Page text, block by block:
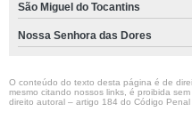
São Miguel do Tocantins
Nossa Senhora das Dores
O conteúdo do texto desta página é de
mesmo citando nossos links, é proibida
direito autoral – artigo 184 do Código Penal